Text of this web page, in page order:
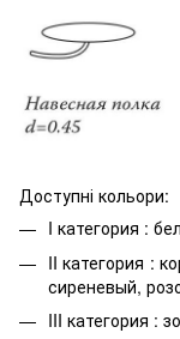
Доступні кольори:
I категория :
II категория :
сиреневый,
III категория :